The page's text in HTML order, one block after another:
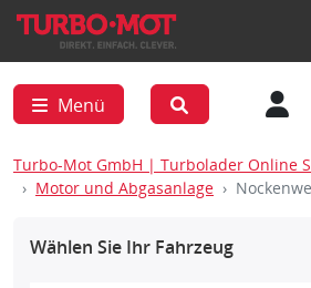
Menü
Turbo-Mot GmbH | Turbolader Online
Motor und Abgasanlage
Wählen Sie Ihr Fahrzeug